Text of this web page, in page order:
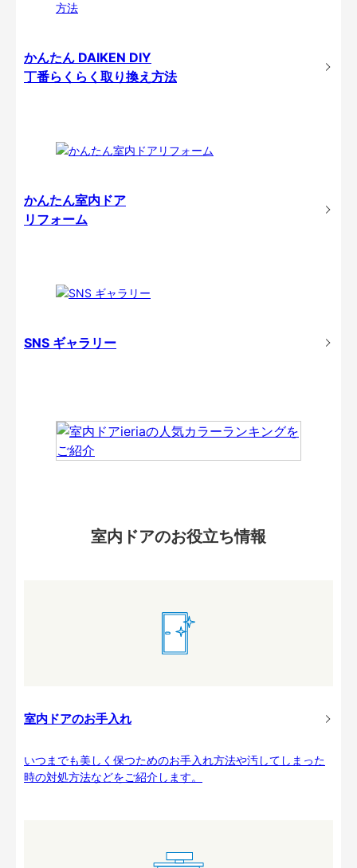
かんたん DAIKEN DIY
丁番らくらく取り換え方法
かんたん室内ドア
リフォーム
SNS ギャラリー
室内ドアのお役立ち情報
室内ドアのお手入れ
いつまでも美しく保つためのお手入れ方法や汚してしまった
時の対処方法などをご紹介します。